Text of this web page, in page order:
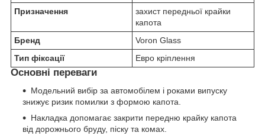
Призначення
захист передньої крайки
капота
Бренд
Voron Glass
Тип фіксації
Евро кріплення
Основні переваги
Модельний вибір за автомобілем і роками випуску
знижує ризик помилки з формою капота.
Накладка допомагає закрити передню крайку капота
від дорожнього бруду, піску та комах.